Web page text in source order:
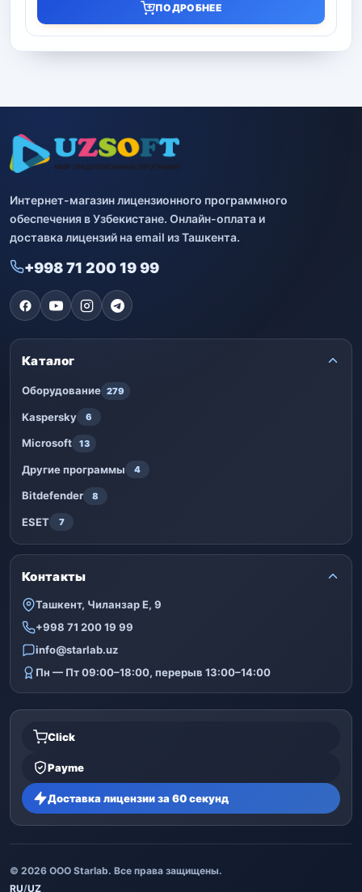
ПОДРОБНЕЕ
Интернет-магазин лицензионного программного
обеспечения в Узбекистане. Онлайн-оплата и
доставка лицензий на email из Ташкента.
+998 71 200 19 99
Каталог
Оборудование 279
Kaspersky 6
Microsoft 13
Другие программы 4
Bitdefender 8
ESET 7
Контакты
Ташкент, Чиланзар Е, 9
+998 71 200 19 99
info@starlab.uz
Пн — Пт 09:00–18:00, перерыв 13:00–14:00
Click
Payme
Доставка лицензии за 60 секунд
© 2026 ООО Starlab. Все права защищены.
RU/UZ